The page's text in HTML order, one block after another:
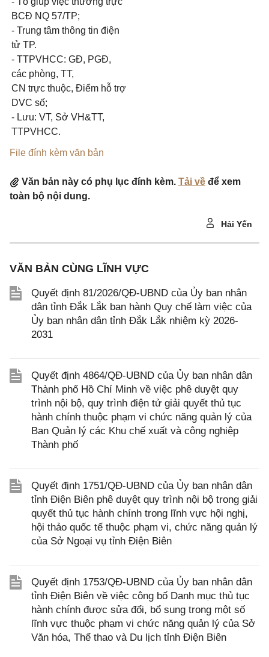
BCĐ NQ 57/TP;
- Trung tâm thông tin điện
tử TP.
- TTPVHCC: GĐ, PGĐ,
các phòng, TT,
CN trực thuộc, Điểm hỗ trợ
DVC số;
- Lưu: VT, Sở VH&TT,
TTPVHCC.
File đính kèm văn bản
Văn bản này có phụ lục đính kèm. Tải về để xem
toàn bộ nội dung.
Hải Yến
VĂN BẢN CÙNG LĨNH VỰC
Quyết định 81/2026/QĐ-UBND của Ủy ban nhân
dân tỉnh Đắk Lắk ban hành Quy chế làm việc của
Ủy ban nhân dân tỉnh Đắk Lắk nhiệm kỳ 2026-
2031
Quyết định 4864/QĐ-UBND của Ủy ban nhân dân
Thành phố Hồ Chí Minh về việc phê duyệt quy
trình nội bộ, quy trình điện tử giải quyết thủ tục
hành chính thuộc phạm vi chức năng quản lý của
Ban Quản lý các Khu chế xuất và công nghiệp
Thành phố
Quyết định 1751/QĐ-UBND của Ủy ban nhân dân
tỉnh Điện Biên phê duyệt quy trình nội bộ trong giải
quyết thủ tục hành chính trong lĩnh vực hội nghị,
hội thảo quốc tế thuộc phạm vi, chức năng quản lý
của Sở Ngoại vụ tỉnh Điện Biên
Quyết định 1753/QĐ-UBND của Ủy ban nhân dân
tỉnh Điện Biên về việc công bố Danh mục thủ tục
hành chính được sửa đổi, bổ sung trong một số
lĩnh vực thuộc phạm vi chức năng quản lý của Sở
Văn hóa, Thể thao và Du lịch tỉnh Điện Biên